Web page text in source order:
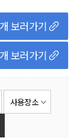
보러가기
보러가기